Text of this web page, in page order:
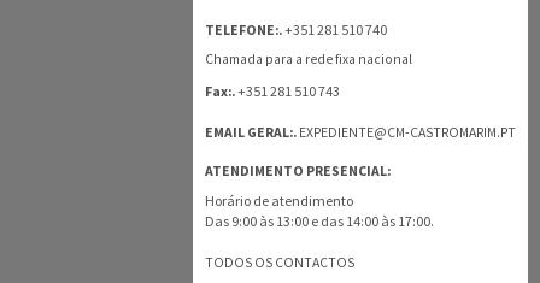
TELEFONE:.+351 281 510 740
Chamada para a rede fixa nacional
Fax:.+351 281 510 743
EMAIL GERAL:. EXPEDIENTE@CM-CASTROMARIM.PT
ATENDIMENTO PRESENCIAL:
Horário de atendimento
Das 9:00 às 13:00 e das 14:00 às 17:00.
TODOS OS CONTACTOS